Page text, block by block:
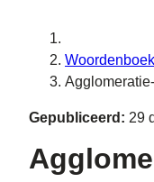
Woordenboek
Gepubliceerd: 29